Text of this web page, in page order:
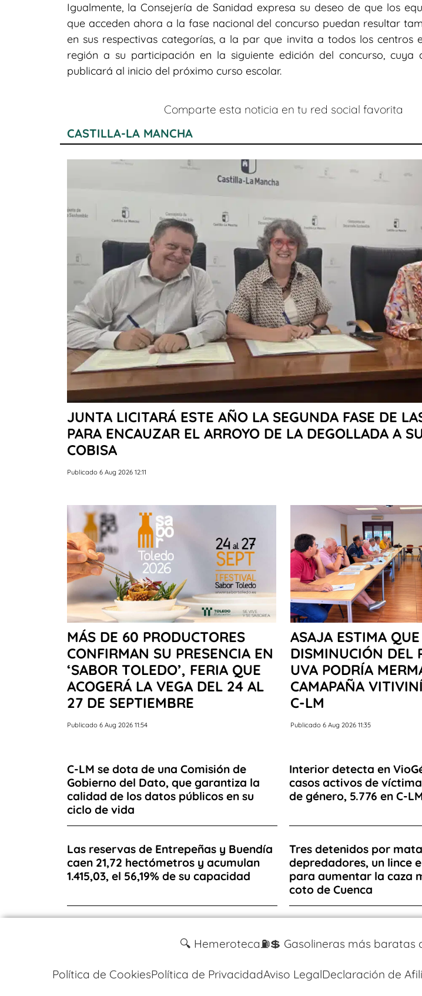
Igualmente, la Consejería de Sanidad expresa su deseo de que los
que acceden ahora a la fase nacional del concurso puedan resultar
en sus respectivas categorías, a la par que invita a todos los centros
región a su participación en la siguiente edición del concurso, cuya
publicará al inicio del próximo curso escolar.
Comparte esta noticia en tu red social favorita
CASTILLA-LA MANCHA
JUNTA LICITARÁ ESTE AÑO LA SEGUNDA FASE DE
PARA ENCAUZAR EL ARROYO DE LA DEGOLLADA A
COBISA
Publicado 6 Aug 2026 12:11
MÁS DE 60 PRODUCTORES
CONFIRMAN SU PRESENCIA EN
‘SABOR TOLEDO’, FERIA QUE
ACOGERÁ LA VEGA DEL 24 AL
27 DE SEPTIEMBRE
Publicado 6 Aug 2026 11:54
ASAJA ESTIMA
DISMINUCIÓN DEL
UVA PODRÍA
CAMAPAÑA
C-LM
Publicado 6 Aug 2026 11:35
C-LM se dota de una Comisión de
Gobierno del Dato, que garantiza la
calidad de los datos públicos en su
ciclo de vida
Interior detecta en
casos activos de
de género, 5.776 en C-
Las reservas de Entrepeñas y Buendía
caen 21,72 hectómetros y acumulan
1.415,03, el 56,19% de su capacidad
Tres detenidos por
depredadores, un lince
para aumentar la caza
coto de Cuenca
🔍 Hemeroteca⛽️💲 Gasolineras más baratas
Política de CookiesPolítica de PrivacidadAviso LegalDeclaración de